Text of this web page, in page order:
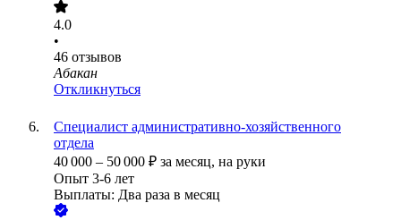
4.0
•
46 отзывов
Абакан
Откликнуться
Специалист административно-хозяйственного
отдела
40 000 – 50 000 ₽ за месяц, на руки
Опыт 3-6 лет
Выплаты: Два раза в месяц